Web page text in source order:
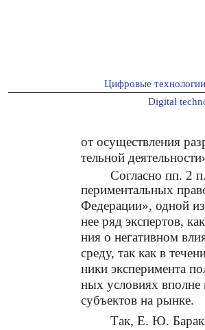
Цифровые
Digital
от осуществления
тельной
Согласно пп. 2
периментальных
Федерации», одной
нее ряд экспертов,
ния о негативном
среду, так как в
ники эксперимента
ных условиях
субъектов на рынке.
Так, Е. Ю.